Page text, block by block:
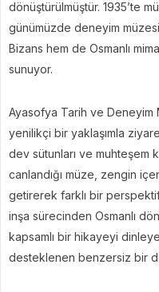
dönüştürülmüştür. 1935’te
günümüzde deneyim
Bizans hem de Osmanlı
sunuyor.
Ayasofya Tarih ve Deneyim
yenilikçi bir yaklaşımla
dev sütunları ve muhteşem
canlandığı müze, zengin
getirerek farklı bir
inşa sürecinden Osmanlı
kapsamlı bir hikayeyi
desteklenen benzersiz bir